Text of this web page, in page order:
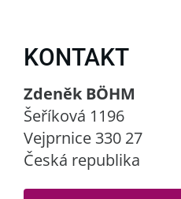
KONTAKT
Zdeněk BÖHM
Šeříková 1196
Vejprnice 330 27
Česká republika